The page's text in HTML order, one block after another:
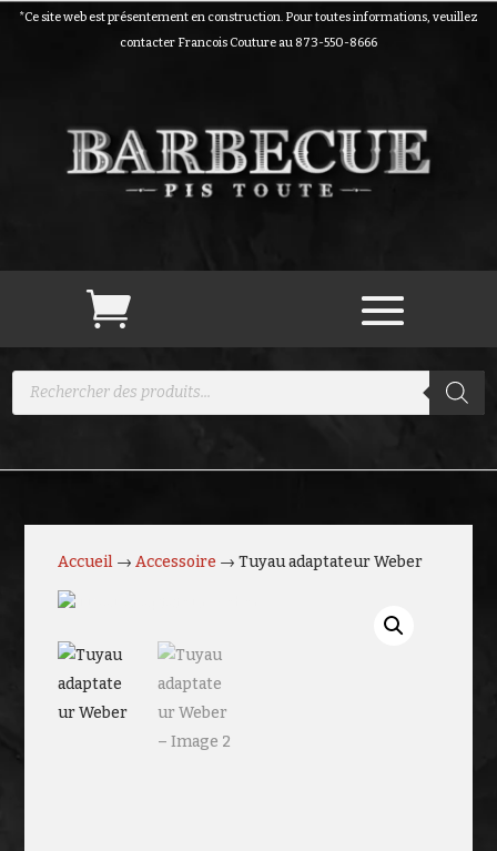
*Ce site web est présentement en construction. Pour toutes informations, veuillez
contacter Francois Couture au 873-550-8666
Recherche
Accueil →Accessoire → Tuyau adaptateur Weber